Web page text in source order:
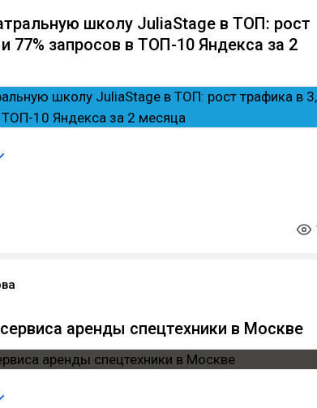
школу JuliaStage в ТОП: рост
77% запросов в ТОП-10 Яндекса за 2
аренды спецтехники в Москве